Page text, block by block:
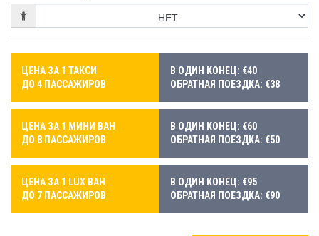
ЦЕНА ЗА 1 ТАКСИ
ДО 4 ПАССАЖИРОВ
В ОДИН КОНЕЦ: €40
ОБРАТНАЯ ПОЕЗДКА: €38
ЦЕНА ЗА 1 МИНИ ВАН
ДО 8 ПАССАЖИРОВ
В ОДИН КОНЕЦ: €60
ОБРАТНАЯ ПОЕЗДКА: €50
ЦЕНА ЗА 1 LUX ВАН
ДО 7 ПАССАЖИРОВ
В ОДИН КОНЕЦ: €95
ОБРАТНАЯ ПОЕЗДКА: €90